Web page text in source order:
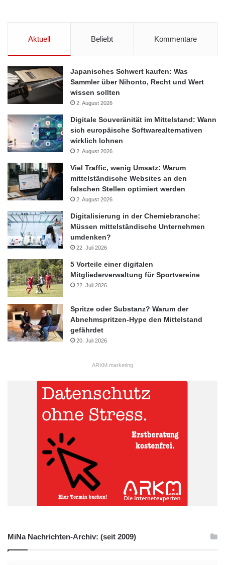
Aktuell Beliebt Kommentare
Japanisches Schwert kaufen: Was
Sammler über Nihonto, Recht und Wert
wissen sollten
2. August 2026
Digitale Souveränität im Mittelstand: Wann
sich europäische Softwarealternativen
wirklich lohnen
2. August 2026
Viel Traffic, wenig Umsatz: Warum
mittelständische Websites an den
falschen Stellen optimiert werden
2. August 2026
Digitalisierung in der Chemiebranche:
Müssen mittelständische Unternehmen
umdenken?
22. Juli 2026
5 Vorteile einer digitalen
Mitgliederverwaltung für Sportvereine
22. Juli 2026
Spritze oder Substanz? Warum der
Abnehmspritzen-Hype den Mittelstand
gefährdet
20. Juli 2026
ARKM.marketing
MiNa Nachrichten-Archiv: (seit 2009)